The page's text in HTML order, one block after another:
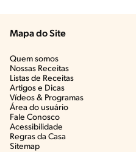
Mapa do Site
Quem somos
Nossas Receitas
Listas de Receitas​
Artigos e Dicas​
Vídeos & Programas​
Área do usuário
Fale Conosco
Acessibilidade
Regras da Casa
Sitemap